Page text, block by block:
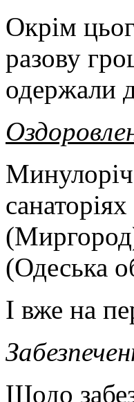
Окрім
разову
одержали
Минулоріч
(Одеська
І вже на
Щодо